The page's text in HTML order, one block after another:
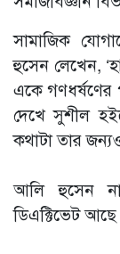
সামাজিক
হুসেন লেখেন,
একে গণধর্ষণের
দেখে সুশীল
কথাটা তার
আলি হুসেন
ডিএক্টিভেট